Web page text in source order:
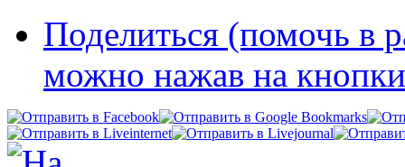
Поделиться (помочь в
можно нажав на